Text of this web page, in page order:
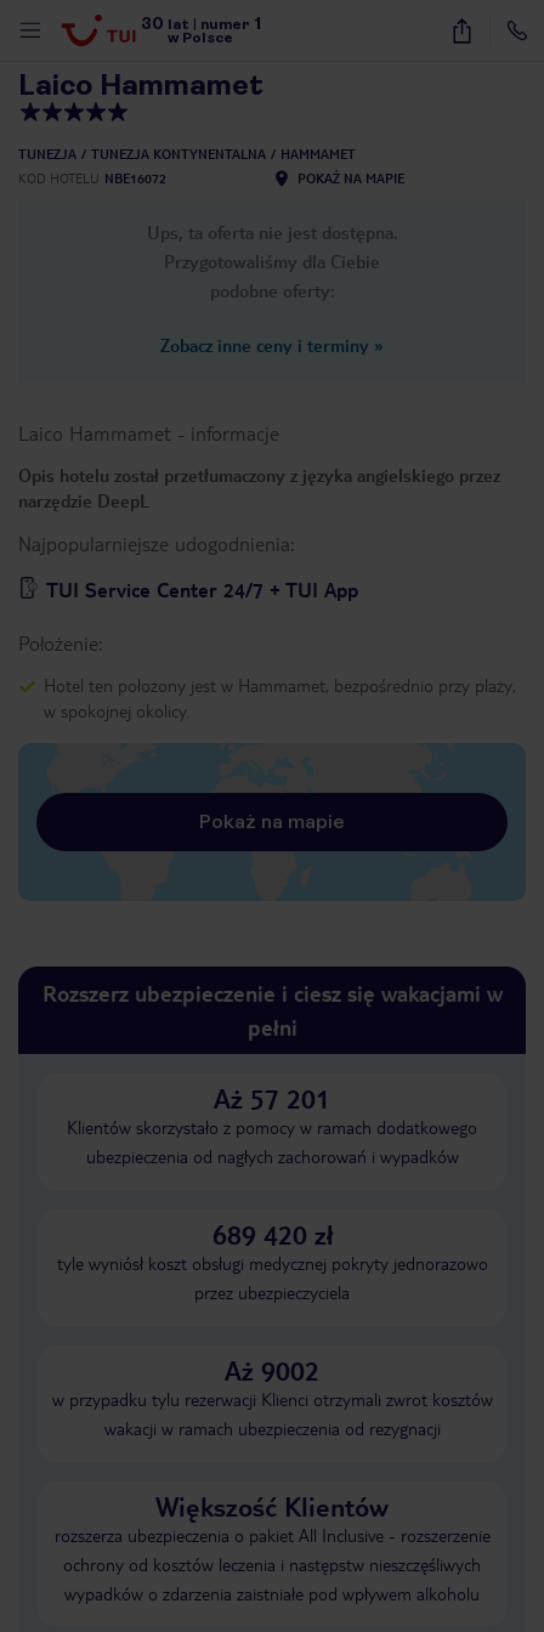
30 lat numer 1
w Polsce
23
Laico Hammamet
TUNEZJA TUNEZJA KONTYNENTALNA
HAMMAMET
KOD HOTELU NBE16072 POKAŻ NA MAPIE
Ups, ta oferta nie jest dostępna.
Przygotowaliśmy dla Ciebie
podobne oferty:
Zobacz inne ceny i terminy »
Laico Hammamet - informacje
Opis hotelu został przetłumaczony z języka angielskiego przez
narzędzie DeepL
Najpopularniejsze udogodnienia:
TUI Service Center 24/7 + TUI App
Położenie:
Hotel ten położony jest w Hammamet, bezpośrednio przy plaży,
w spokojnej okolicy.
Pokaż na mapie
Rozszerz ubezpieczenie i ciesz się wakacjami w
pełni
Aż 57 201
Klientów skorzystało z pomocy w ramach dodatkowego
ubezpieczenia od nagłych zachorowań i wypadków
689 420 zł
tyle wyniósł koszt obsługi medycznej pokryty jednorazowo
przez ubezpieczyciela
Aż 9002
w przypadku tylu rezerwacji Klienci otrzymali zwrot kosztów
wakacji w ramach ubezpieczenia od rezygnacji
Większość Klientów
rozszerza ubezpieczenia o pakiet All Inclusive - rozszerzenie
ochrony od kosztów leczenia i następstw nieszczęśliwych
wypadków o zdarzenia zaistniałe pod wpływem alkoholu